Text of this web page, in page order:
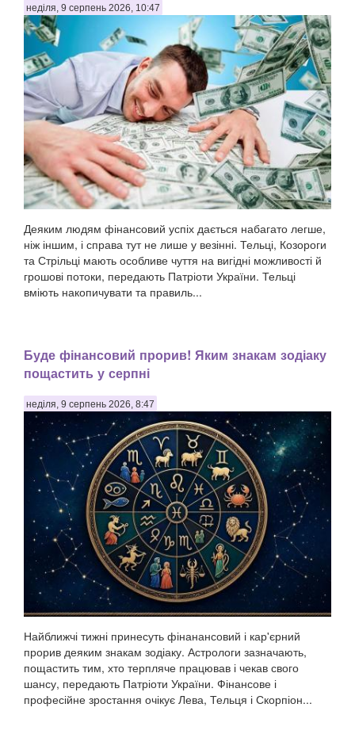
неділя, 9 серпень 2026, 10:47
Деяким людям фінансовий успіх дається набагато легше,
ніж іншим, і справа тут не лише у везінні. Тельці, Козороги
та Стрільці мають особливе чуття на вигідні можливості й
грошові потоки, передають Патріоти України. Тельці
вміють накопичувати та правиль...
Буде фінансовий прорив! Яким знакам зодіаку
пощастить у серпні
неділя, 9 серпень 2026, 8:47
Найближчі тижні принесуть фінанансовий і кар'єрний
прорив деяким знакам зодіаку. Астрологи зазначають,
пощастить тим, хто терпляче працював і чекав свого
шансу, передають Патріоти України. Фінансове і
професійне зростання очікує Лева, Тельця і Скорпіон...